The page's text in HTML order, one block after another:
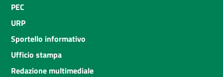
PEC
URP
Sportello informativo
Ufficio stampa
Redazione multimediale